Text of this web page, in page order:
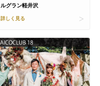
ルグラン軽井沢
詳しく見る